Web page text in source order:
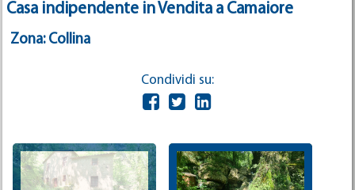
Casa indipendente in Vendita a Camaiore
Zona: Collina
Condividi su: